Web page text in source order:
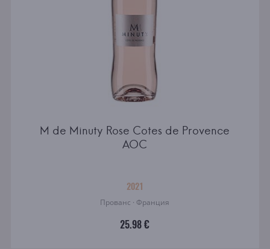
M de Minuty Rose Cotes de Provence
AOC
2021
Прованс · Франция
25.98 €